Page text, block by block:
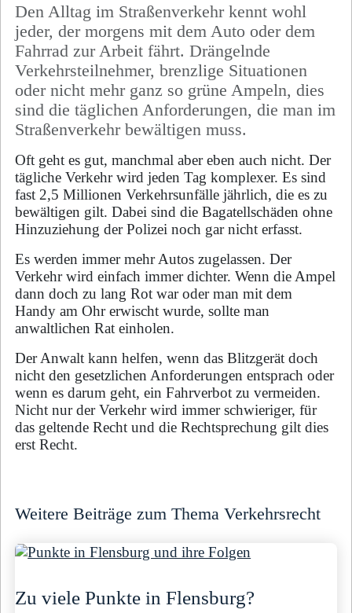
Den Alltag im Straßenverkehr kennt wohl
jeder, der morgens mit dem Auto oder dem
Fahrrad zur Arbeit fährt. Drängelnde
Verkehrsteilnehmer, brenzlige Situationen
oder nicht mehr ganz so grüne Ampeln, dies
sind die täglichen Anforderungen, die man im
Straßenverkehr bewältigen muss.
Oft geht es gut, manchmal aber eben auch nicht. Der
tägliche Verkehr wird jeden Tag komplexer. Es sind
fast 2,5 Millionen Verkehrsunfälle jährlich, die es zu
bewältigen gilt. Dabei sind die Bagatellschäden ohne
Hinzuziehung der Polizei noch gar nicht erfasst.
Es werden immer mehr Autos zugelassen. Der
Verkehr wird einfach immer dichter. Wenn die Ampel
dann doch zu lang Rot war oder man mit dem
Handy am Ohr erwischt wurde, sollte man
anwaltlichen Rat einholen.
Der Anwalt kann helfen, wenn das Blitzgerät doch
nicht den gesetzlichen Anforderungen entsprach oder
wenn es darum geht, ein Fahrverbot zu vermeiden.
Nicht nur der Verkehr wird immer schwieriger, für
das geltende Recht und die Rechtsprechung gilt dies
erst Recht.
Weitere Beiträge zum Thema Verkehrsrecht
Zu viele Punkte in Flensburg?